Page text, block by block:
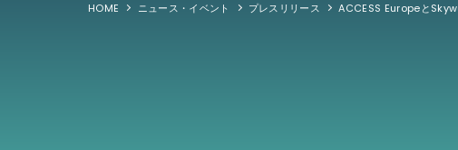
HOME ニュース・イベント プレスリリース